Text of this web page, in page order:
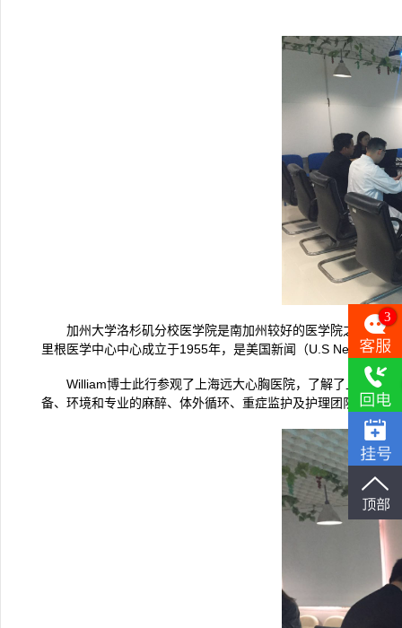
加州大学洛杉矶分校医学院是南加州较好的医学院之一，
里根医学中心中心成立于1955年，是美国新闻（U.S News &
William博士此行参观了上海远大心胸医院，了解了上海远
备、环境和专业的麻醉、体外循环、重症监护及护理团队给予高
3